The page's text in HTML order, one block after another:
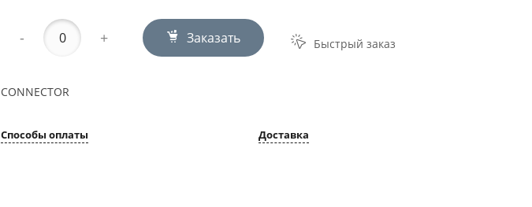
- + Заказать Быстрый заказ
CONNECTOR
Способы оплаты Доставка